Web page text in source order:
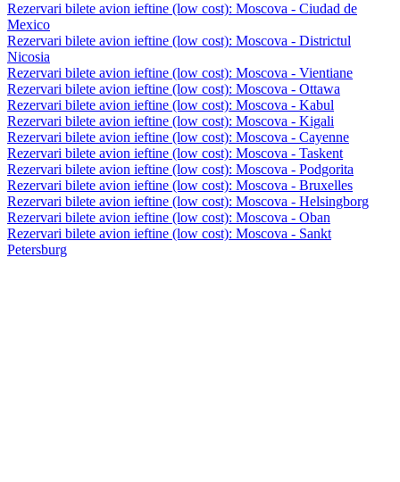
Rezervari bilete avion ieftine (low cost): Moscova - Ciudad de
Mexico
Rezervari bilete avion ieftine (low cost): Moscova - Districtul
Nicosia
Rezervari bilete avion ieftine (low cost): Moscova - Vientiane
Rezervari bilete avion ieftine (low cost): Moscova - Ottawa
Rezervari bilete avion ieftine (low cost): Moscova - Kabul
Rezervari bilete avion ieftine (low cost): Moscova - Kigali
Rezervari bilete avion ieftine (low cost): Moscova - Cayenne
Rezervari bilete avion ieftine (low cost): Moscova - Taskent
Rezervari bilete avion ieftine (low cost): Moscova - Podgorita
Rezervari bilete avion ieftine (low cost): Moscova - Bruxelles
Rezervari bilete avion ieftine (low cost): Moscova - Helsingborg
Rezervari bilete avion ieftine (low cost): Moscova - Oban
Rezervari bilete avion ieftine (low cost): Moscova - Sankt
Petersburg